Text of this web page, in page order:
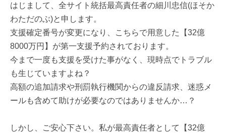
はじまして、全サイト統括最高責任者の細川忠信(ほそか
わただのぶ)と申します。
支援確定番号が変更になり、こちらで用意した【32億
8000万円】が第一支援予約されております。
今まで一度も支援を受けた事がなく、現時点でトラブル
も生じていますよね？
高額の追加請求や刑罰執行機関からの違反請求、迷惑メ
ールも含めて助けが必要なのではありませんか…？
しかし、ご安心下さい。私が最高責任者として【32億